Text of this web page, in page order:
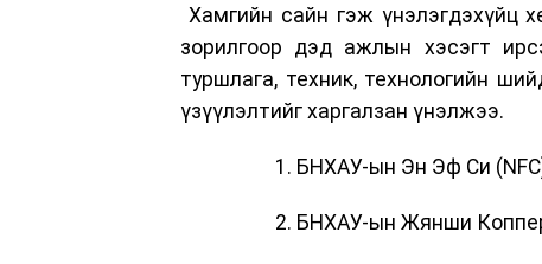
Хамгийн сайн гэж үнэлэгдэхүйц
зорилгоор дэд ажлын хэсэгт
туршлага, техник, технологийн
үзүүлэлтийг харгалзан үнэлжээ.
1. БНХАУ-ын Эн Эф Си
2. БНХАУ-ын Жянши